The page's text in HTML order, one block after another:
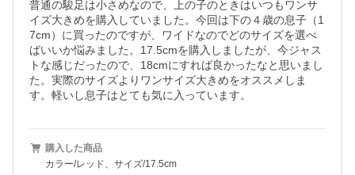
普通の駿足は小さめなので、上の子のときはいつもワンサ
イズ大きめを購入していました。今回は下の４歳の息子（1
7cm）に買ったのですが、ワイドなのでどのサイズを選べ
ばいいか悩みました。17.5cmを購入しましたが、今ジャス
トな感じだったので、18cmにすれば良かったなと思いまし
た。実際のサイズよりワンサイズ大きめをオススメしま
す。軽いし息子はとても気に入っています。
購入した商品
カラー/レッド、サイズ/17.5cm